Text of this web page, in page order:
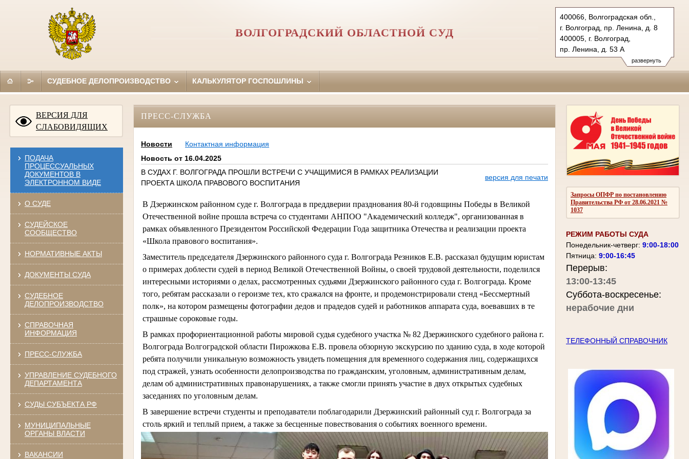
развернуть
400066, Волгоградская обл.,
г. Волгоград, пр. Ленина, д. 8
400005, г. Волгоград,
пр. Ленина, д. 53 А
Тел.: (8442) 38-21-98, 23-87-44
oblsud.vol@sudrf.ru
ВОЛГОГРАДСКИЙ ОБЛАСТНОЙ СУД
СУДЕБНОЕ ДЕЛОПРОИЗВОДСТВО КАЛЬКУЛЯТОР ГОСПОШЛИНЫ
ВЕРСИЯ ДЛЯ
СЛАБОВИДЯЩИХ
ПОДАЧА
ПРОЦЕССУАЛЬНЫХ
ДОКУМЕНТОВ В
ЭЛЕКТРОННОМ ВИДЕ
О СУДЕ
СУДЕЙСКОЕ
СООБЩЕСТВО
НОРМАТИВНЫЕ АКТЫ
ДОКУМЕНТЫ СУДА
СУДЕБНОЕ
ДЕЛОПРОИЗВОДСТВО
СПРАВОЧНАЯ
ИНФОРМАЦИЯ
ПРЕСС-СЛУЖБА
УПРАВЛЕНИЕ СУДЕБНОГО
ДЕПАРТАМЕНТА
СУДЫ СУБЪЕКТА РФ
МУНИЦИПАЛЬНЫЕ
ОРГАНЫ ВЛАСТИ
ВАКАНСИИ
Запросы ОПФР по постановлению
Правительства РФ от 28.06.2021 №
1037
РЕЖИМ РАБОТЫ СУДА
Понедельник-четверг: 9:00-18:00
Пятница: 9:00-16:45
Перерыв:
13:00-13:45
Суббота-воскресенье:
нерабочие дни
ТЕЛЕФОННЫЙ СПРАВОЧНИК
ПРЕСС-СЛУЖБА
Новости
Контактная информация
Новость от 16.04.2025
В СУДАХ Г. ВОЛГОГРАДА ПРОШЛИ ВСТРЕЧИ С УЧАЩИМИСЯ В РАМКАХ РЕАЛИЗАЦИИ
ПРОЕКТА ШКОЛА ПРАВОВОГО ВОСПИТАНИЯ
версия для печати
В Дзержинском районном суде г. Волгограда в преддверии празднования 80-й годовщины Победы в Великой
Отечественной войне прошла встреча со студентами АНПОО "Академический колледж", организованная в
рамках объявленного Президентом Российской Федерации Года защитника Отечества и реализации проекта
«Школа правового воспитания».
Заместитель председателя Дзержинского районного суда г. Волгограда Резников Е.В. рассказал будущим юристам
о примерах доблести судей в период Великой Отечественной Войны, о своей трудовой деятельности, поделился
интересными историями о делах, рассмотренных судьями Дзержинского районного суда г. Волгограда. Кроме
того, ребятам рассказали о героизме тех, кто сражался на фронте, и продемонстрировали стенд «Бессмертный
полк», на котором размещены фотографии дедов и прадедов судей и работников аппарата суда, воевавших в те
страшные сороковые годы.
В рамках профориентационной работы мировой судья судебного участка № 82 Дзержинского судебного района г.
Волгограда Волгоградской области Пирожкова Е.В. провела обзорную экскурсию по зданию суда, в ходе которой
ребята получили уникальную возможность увидеть помещения для временного содержания лиц, содержащихся
под стражей, узнать особенности делопроизводства по гражданским, уголовным, административным делам,
делам об административных правонарушениях, а также смогли принять участие в двух открытых судебных
заседаниях по уголовным делам.
В завершение встречи студенты и преподаватели поблагодарили Дзержинский районный суд г. Волгограда за
столь яркий и теплый прием, а также за бесценные повествования о событиях военного времени.